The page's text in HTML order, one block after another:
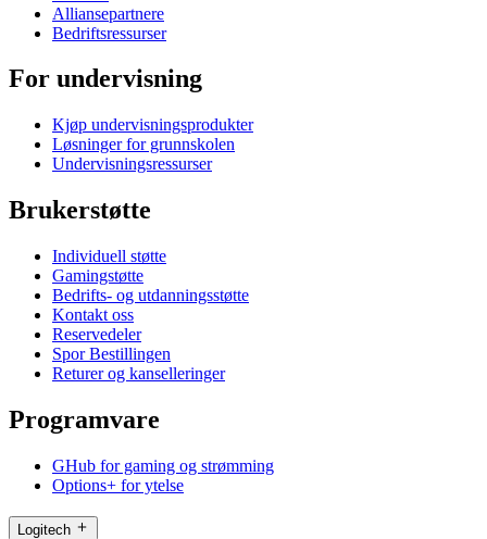
Alliansepartnere
Bedriftsressurser
For undervisning
Kjøp undervisningsprodukter
Løsninger for grunnskolen
Undervisningsressurser
Brukerstøtte
Individuell støtte
Gamingstøtte
Bedrifts- og utdanningsstøtte
Kontakt oss
Reservedeler
Spor Bestillingen
Returer og kanselleringer
Programvare
GHub for gaming og strømming
Options+ for ytelse
Logitech